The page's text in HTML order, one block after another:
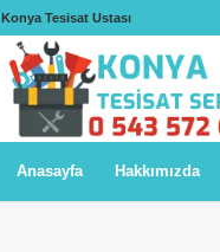
Konya Tesisat Ustası
Anasayfa Hakkımızda